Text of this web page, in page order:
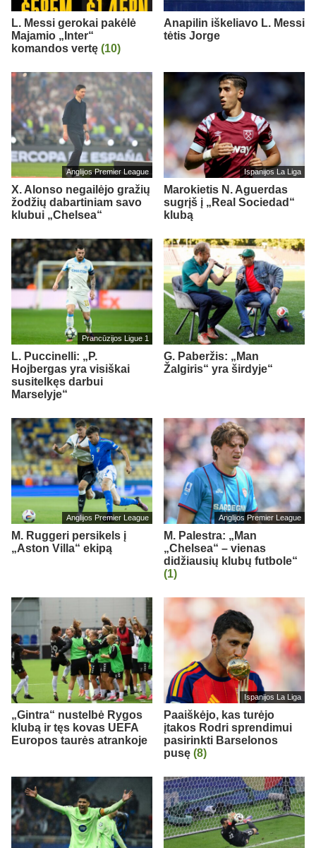
L. Messi gerokai pakėlė
Majamio „Inter“
komandos vertę (10)
Anapilin iškeliavo L. Messi
tėtis Jorge
Anglijos Premier League
X. Alonso negailėjo gražių
žodžių dabartiniam savo
klubui „Chelsea“
Ispanijos La Liga
Marokietis N. Aguerdas
sugrįš į „Real Sociedad“
klubą
Prancūzijos Ligue 1
L. Puccinelli: „P.
Hojbergas yra visiškai
susitelkęs darbui
Marselyje“
G. Paberžis: „Man
Žalgiris“ yra širdyje“
Anglijos Premier League
M. Ruggeri persikels į
„Aston Villa“ ekipą
Anglijos Premier League
M. Palestra: „Man
„Chelsea“ – vienas
didžiausių klubų futbole“
(1)
„Gintra“ nustelbė Rygos
klubą ir tęs kovas UEFA
Europos taurės atrankoje
Ispanijos La Liga
Paaiškėjo, kas turėjo
įtakos Rodri sprendimui
pasirinkti Barselonos
pusę (8)